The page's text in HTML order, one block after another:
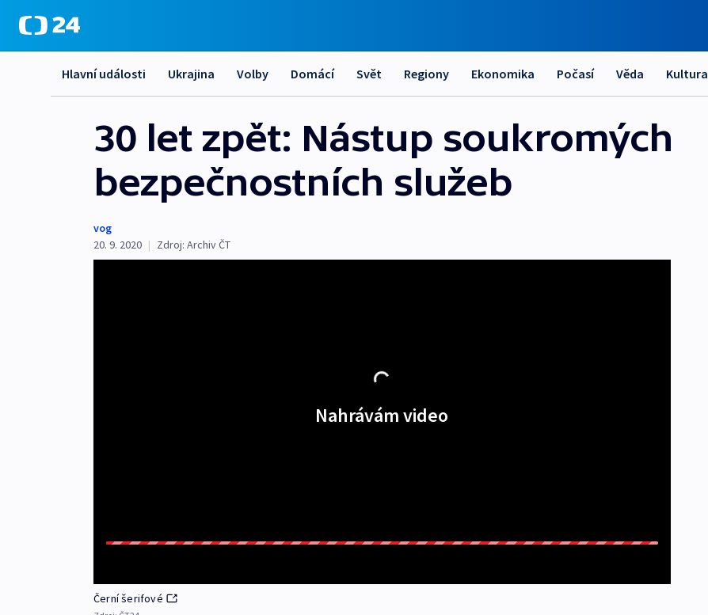
Hlavní události Ukrajina Volby Domácí Svět Regiony Ekonomika Počasí Věda Kultura
30 let zpět: Nástup soukromých
bezpečnostních služeb
vog
20. 9. 2020 | Zdroj: Archiv ČT
Nahrávám video
Černí šerifové